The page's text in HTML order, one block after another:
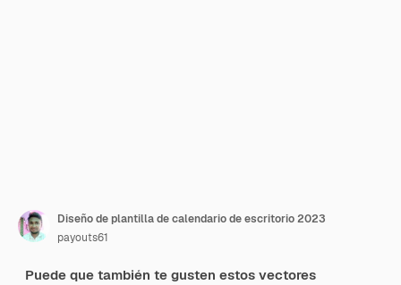
Diseño de plantilla de calendario de escritorio 2023
payouts61
Puede que también te gusten estos vectores